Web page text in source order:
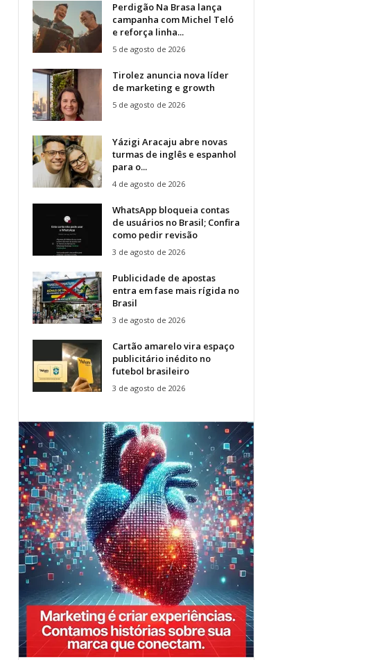
Perdigão Na Brasa lança
campanha com Michel Teló
e reforça linha...
5 de agosto de 2026
Tirolez anuncia nova líder
de marketing e growth
5 de agosto de 2026
Yázigi Aracaju abre novas
turmas de inglês e espanhol
para o...
4 de agosto de 2026
WhatsApp bloqueia contas
de usuários no Brasil; Confira
como pedir revisão
3 de agosto de 2026
Publicidade de apostas
entra em fase mais rígida no
Brasil
3 de agosto de 2026
Cartão amarelo vira espaço
publicitário inédito no
futebol brasileiro
3 de agosto de 2026